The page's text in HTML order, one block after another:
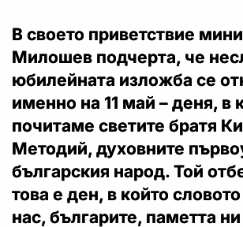
В своето приветствие
Милошев подчерта, че
юбилейната изложба се
именно на 11 май – деня, в
почитаме светите братя
Методий, духовните
българския народ. Той
това е ден, в който
нас, българите, паметта